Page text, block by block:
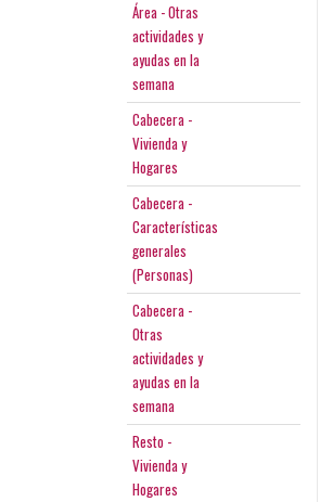
Área - Otras
actividades y
ayudas en la
semana
Cabecera -
Vivienda y
Hogares
Cabecera -
Características
generales
(Personas)
Cabecera -
Otras
actividades y
ayudas en la
semana
Resto -
Vivienda y
Hogares